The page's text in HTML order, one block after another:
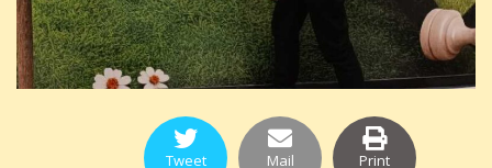
Tweet Mail Print